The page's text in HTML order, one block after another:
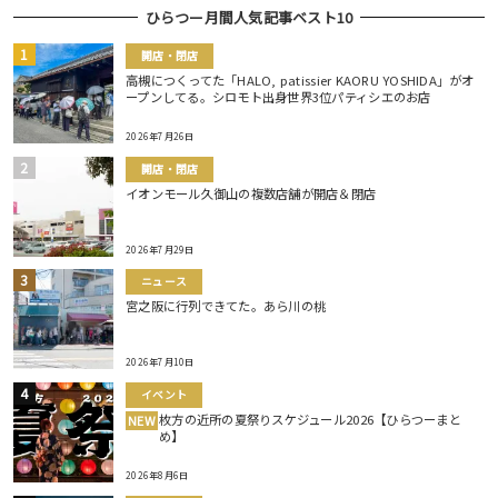
ひらつー月間人気記事ベスト10
開店・閉店
高槻につくってた「HALO, patissier KAORU YOSHIDA」がオ
ープンしてる。シロモト出身世界3位パティシエのお店
2026年7月26日
開店・閉店
イオンモール久御山の複数店舗が開店＆閉店
2026年7月29日
ニュース
宮之阪に行列できてた。あら川の桃
2026年7月10日
イベント
NEW 枚方の近所の夏祭りスケジュール2026【ひらつーまと
め】
2026年8月6日